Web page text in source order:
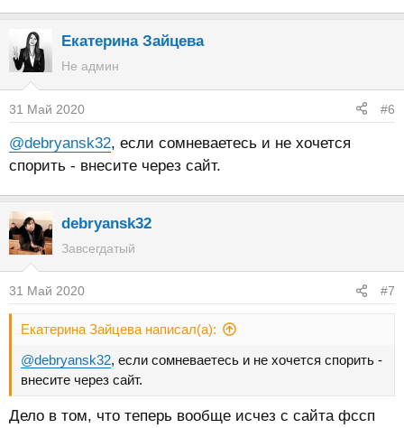
Екатерина Зайцева
Не админ
31 Май 2020 #6
@debryansk32, если сомневаетесь и не хочется
спорить - внесите через сайт.
debryansk32
Завсегдатый
31 Май 2020 #7
Екатерина Зайцева написал(а):
@debryansk32, если сомневаетесь и не хочется спорить -
внесите через сайт.
Дело в том, что теперь вообще исчез с сайта фссп